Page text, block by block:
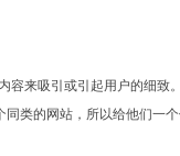
来吸引或引起用户的细致
类的网站，所以给他们一